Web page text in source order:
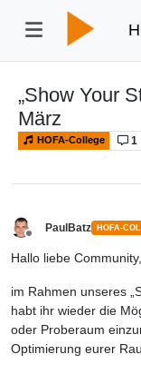
„Show Your
März
HOFA-College 1
PaulBatz HOFA-
Hallo liebe Community,
im Rahmen unseres
habt ihr wieder die
oder Proberaum
Optimierung eurer